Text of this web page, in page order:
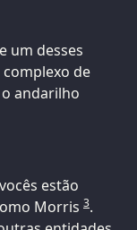
um desses
de
andarilho
estão
Morris 3.